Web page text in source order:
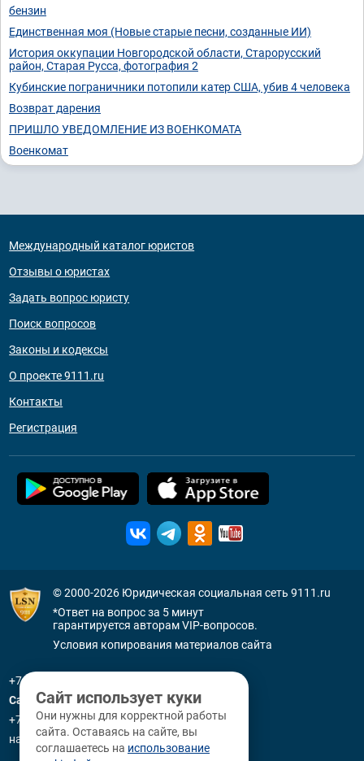
бензин
Единственная моя (Новые старые песни, созданные ИИ)
История оккупации Новгородской области, Старорусский
район, Старая Русса, фотография 2
Кубинские пограничники потопили катер США, убив 4 человека
Возврат дарения
ПРИШЛО УВЕДОМЛЕНИЕ ИЗ ВОЕНКОМАТА
Военкомат
Международный каталог юристов
Отзывы о юристах
Задать вопрос юристу
Поиск вопросов
Законы и кодексы
О проекте 9111.ru
Контакты
Регистрация
© 2000-2026 Юридическая социальная сеть 9111.ru
*Ответ на вопрос за 5 минут
гарантируется авторам VIP-вопросов.
Условия копирования материалов сайта
+7 (800) 505-91-11
Санкт-Петербург
+7 (812) 336-92-64
наб. р. Фонтанки, д. 59
Сайт использует куки
Они нужны для корректной работы
сайта. Оставаясь на сайте, вы
соглашаетесь на использование